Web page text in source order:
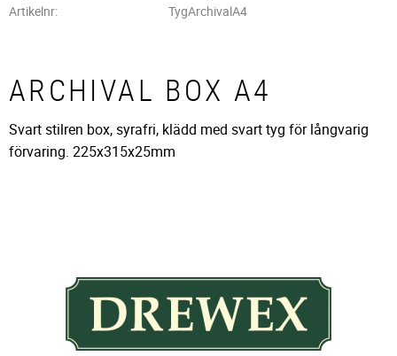
Artikelnr
TygArchivalA4
ARCHIVAL BOX A4
Svart stilren box, syrafri, klädd med svart tyg för långvarig
förvaring. 225x315x25mm